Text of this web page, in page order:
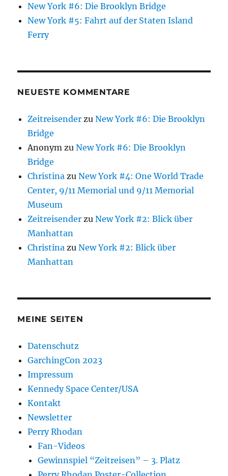
New York #6: Die Brooklyn Bridge
New York #5: Fahrt auf der Staten Island
Ferry
NEUESTE KOMMENTARE
Zeitreisender zuNew York #6: Die Brooklyn
Bridge
Anonym zuNew York #6: Die Brooklyn
Bridge
Christina zuNew York #4: One World Trade
Center, 9/11 Memorial und 9/11 Memorial
Museum
Zeitreisender zuNew York #2: Blick über
Manhattan
Christina zuNew York #2: Blick über
Manhattan
MEINE SEITEN
Datenschutz
GarchingCon 2023
Impressum
Kennedy Space Center/USA
Kontakt
Newsletter
Perry Rhodan
Fan-Videos
Gewinnspiel “Zeitreisen” – 3. Platz